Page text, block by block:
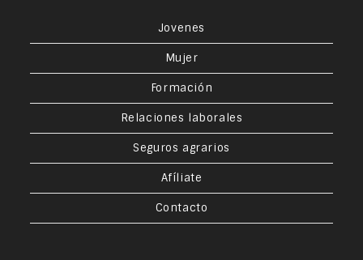
Jovenes
Mujer
Formación
Relaciones laborales
Seguros agrarios
Afíliate
Contacto